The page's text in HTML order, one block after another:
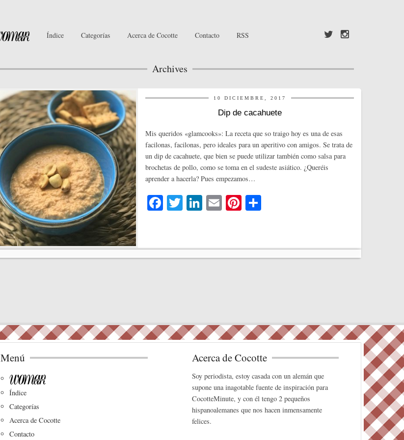
Índice Categorías Acerca de Cocotte Contacto RSS
Archives
10 DICIEMBRE, 2017
Dip de cacahuete
Mis queridos «glamcooks»: La receta que so traigo hoy es una de esas
facilonas, facilonas, pero ideales para un aperitivo con amigos. Se trata de
un dip de cacahuete, que bien se puede utilizar también como salsa para
brochetas de pollo, como se toma en el sudeste asiático. ¿Queréis
aprender a hacerla? Pues empezamos…
Fa
ok
T
r
Li
In
E Pi
es
t
pa
rti
Menú
Índice
Categorías
Acerca de Cocotte
Contacto
Acerca de Cocotte
Soy periodista, estoy casada con un alemán que
supone una inagotable fuente de inspiración para
CocotteMinute, y con él tengo 2 pequeños
hispanoalemanes que nos hacen inmensamente
felices.